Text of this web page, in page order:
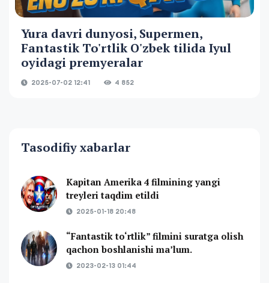
Yura davri dunyosi, Supermen,
Fantastik To'rtlik O'zbek tilida Iyul
oyidagi premyeralar
2025-07-02 12:41 4 852
Tasodifiy xabarlar
Kapitan Amerika 4 filmining yangi
treyleri taqdim etildi
2025-01-18 20:48
“Fantastik to‘rtlik” filmini suratga olish
qachon boshlanishi ma’lum.
2023-02-13 01:44